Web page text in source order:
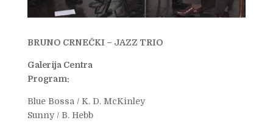
BRUNO CRNEČKI – JAZZ TRIO
Galerija Centra
Program:
Blue Bossa / K. D. McKinley
Sunny / B. Hebb